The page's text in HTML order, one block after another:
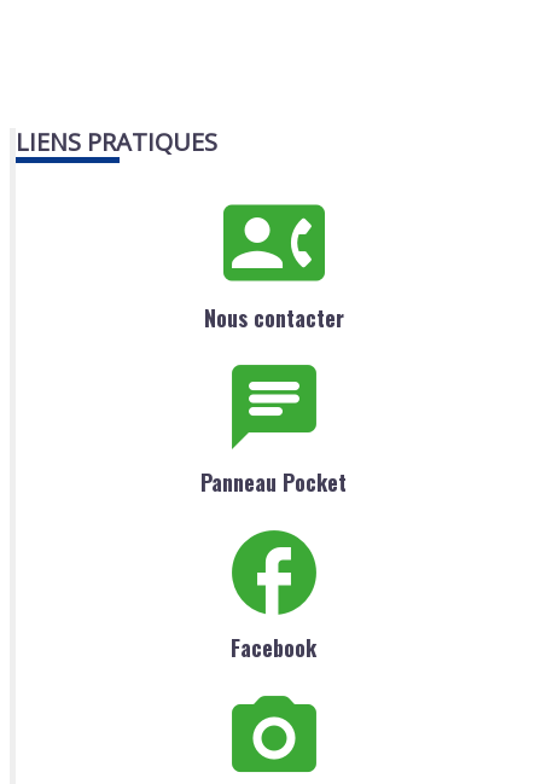
LIENS PRATIQUES
Nous contacter
Panneau Pocket
Facebook